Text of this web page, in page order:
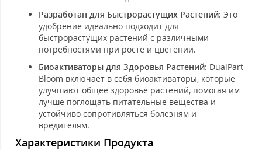
Разработан для Быстрорастущих Растений: Это
удобрение идеально подходит для
быстрорастущих растений с различными
потребностями при росте и цветении.
Биоактиваторы для Здоровья Растений: DualPart
Bloom включает в себя биоактиваторы, которые
улучшают общее здоровье растений, помогая им
лучше поглощать питательные вещества и
устойчиво сопротивляться болезням и
вредителям.
Характеристики Продукта